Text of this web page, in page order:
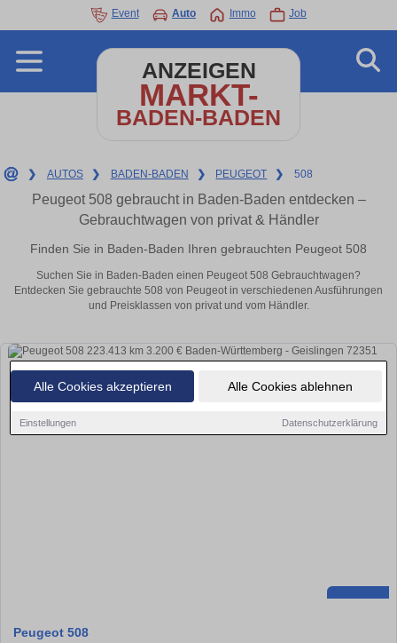
Alle Cookies akzeptieren Alle Cookies ablehnen
Einstellungen Datenschutzerklärung
Event Auto Immo Job
ANZEIGEN
MARKT-
BADEN-BADEN
❯ AUTOS ❯ BADEN-BADEN ❯ PEUGEOT ❯ 508
Peugeot 508 gebraucht in Baden-Baden entdecken –
Gebrauchtwagen von privat & Händler
Finden Sie in Baden-Baden Ihren gebrauchten Peugeot 508
Suchen Sie in Baden-Baden einen Peugeot 508 Gebrauchtwagen?
Entdecken Sie gebrauchte 508 von Peugeot in verschiedenen Ausführungen
und Preisklassen von privat und vom Händler.
Peugeot 508